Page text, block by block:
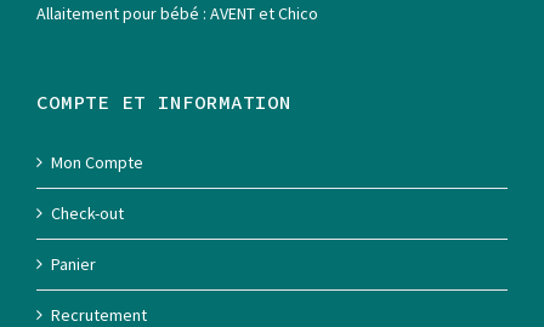
Allaitement pour bébé : AVENT et Chico
COMPTE ET INFORMATION
Mon Compte
Check-out
Panier
Recrutement